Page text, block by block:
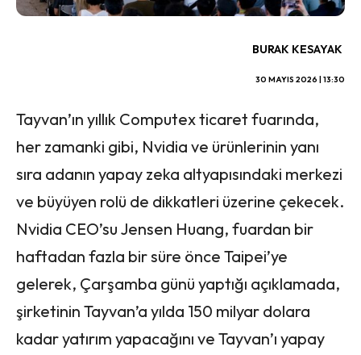
BURAK KESAYAK
30 MAYIS 2026 | 13:30
Tayvan’ın yıllık Computex ticaret fuarında,
her zamanki gibi, Nvidia ve ürünlerinin yanı
sıra adanın yapay zeka altyapısındaki merkezi
ve büyüyen rolü de dikkatleri üzerine çekecek.
Nvidia CEO’su Jensen Huang, fuardan bir
haftadan fazla bir süre önce Taipei’ye
gelerek, Çarşamba günü yaptığı açıklamada,
şirketinin Tayvan’a yılda 150 milyar dolara
kadar yatırım yapacağını ve Tayvan’ı yapay